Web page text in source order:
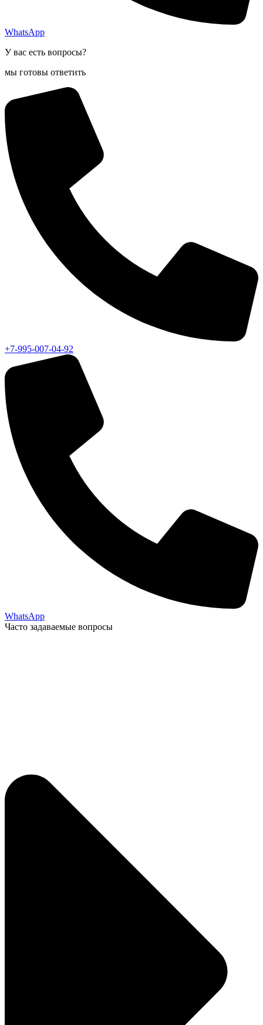
WhatsApp
У вас есть вопросы?
мы готовы ответить
+7-995-007-04-92
WhatsApp
Часто задаваемые вопросы